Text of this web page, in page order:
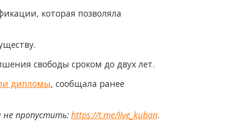
которая позволяла
свободы сроком до двух лет.
дипломы, сообщала ранее
пропустить: https://t.me/live_kuban.